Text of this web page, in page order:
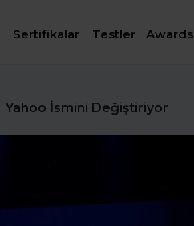
Sertifikalar Testler Awards
Yahoo İsmini Değiştiriyor